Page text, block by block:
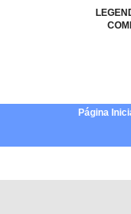
Página